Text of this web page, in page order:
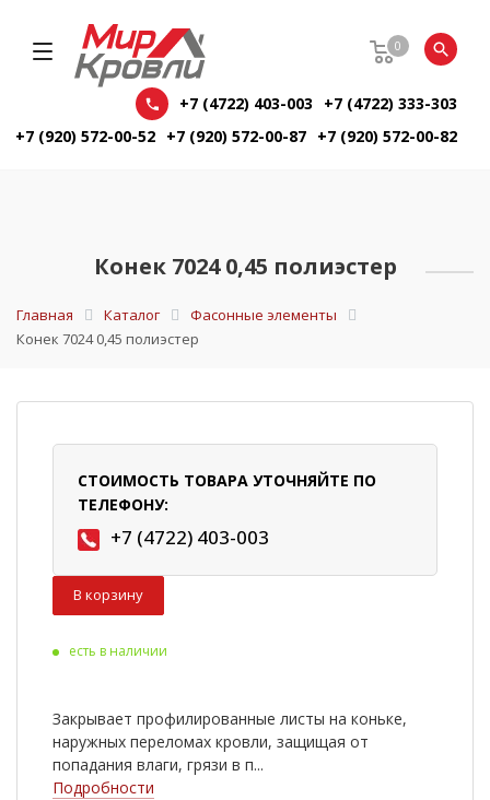
0
+7 (4722) 403-003
+7 (4722) 333-303
+7 (920) 572-00-52 +7 (920) 572-00-87 +7 (920) 572-00-82
Конек 7024 0,45 полиэстер
Главная Каталог
Фасонные элементы
Конек 7024 0,45 полиэстер
СТОИМОСТЬ ТОВАРА УТОЧНЯЙТЕ ПО
ТЕЛЕФОНУ:
+7 (4722) 403-003
В корзину
есть в наличии
Закрывает профилированные листы на коньке,
наружных переломах кровли, защищая от
попадания влаги, грязи в п...
Подробности